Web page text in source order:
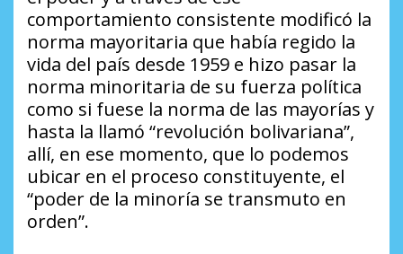
comportamiento consistente modificó la
norma mayoritaria que había regido la
vida del país desde 1959 e hizo pasar la
norma minoritaria de su fuerza política
como si fuese la norma de las mayorías y
hasta la llamó “revolución bolivariana”,
allí, en ese momento, que lo podemos
ubicar en el proceso constituyente, el
“poder de la minoría se transmuto en
orden”.